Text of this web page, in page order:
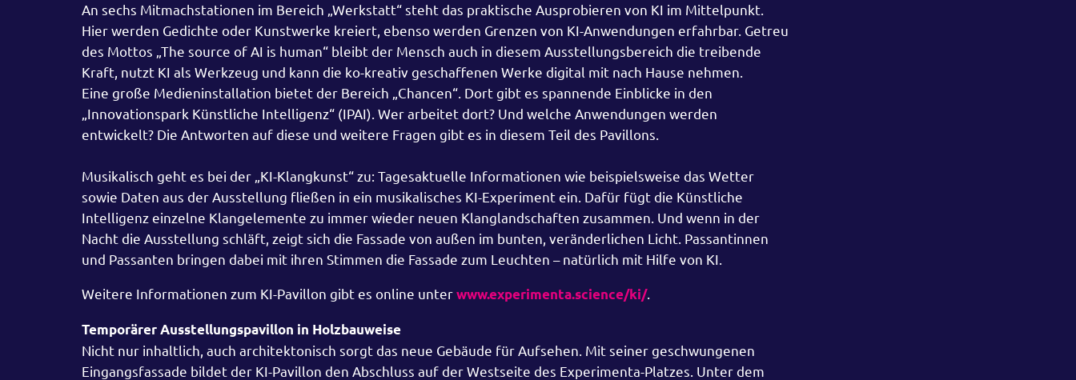
An sechs Mitmachstationen im Bereich „Werkstatt“ steht das praktische Ausprobieren von KI im Mittelpunkt.
Hier werden Gedichte oder Kunstwerke kreiert, ebenso werden Grenzen von KI-Anwendungen erfahrbar. Getreu
des Mottos „The source of AI is human“ bleibt der Mensch auch in diesem Ausstellungsbereich die treibende
Kraft, nutzt KI als Werkzeug und kann die ko-kreativ geschaffenen Werke digital mit nach Hause nehmen.
Eine große Medieninstallation bietet der Bereich „Chancen“. Dort gibt es spannende Einblicke in den
„Innovationspark Künstliche Intelligenz“ (IPAI). Wer arbeitet dort? Und welche Anwendungen werden
entwickelt? Die Antworten auf diese und weitere Fragen gibt es in diesem Teil des Pavillons.
Musikalisch geht es bei der „KI-Klangkunst“ zu: Tagesaktuelle Informationen wie beispielsweise das Wetter
sowie Daten aus der Ausstellung fließen in ein musikalisches KI-Experiment ein. Dafür fügt die Künstliche
Intelligenz einzelne Klangelemente zu immer wieder neuen Klanglandschaften zusammen. Und wenn in der
Nacht die Ausstellung schläft, zeigt sich die Fassade von außen im bunten, veränderlichen Licht. Passantinnen
und Passanten bringen dabei mit ihren Stimmen die Fassade zum Leuchten – natürlich mit Hilfe von KI.
Weitere Informationen zum KI-Pavillon gibt es online unterwww.experimenta.science/ki/.
Temporärer Ausstellungspavillon in Holzbauweise
Nicht nur inhaltlich, auch architektonisch sorgt das neue Gebäude für Aufsehen. Mit seiner geschwungenen
Eingangsfassade bildet der KI-Pavillon den Abschluss auf der Westseite des Experimenta-Platzes. Unter dem